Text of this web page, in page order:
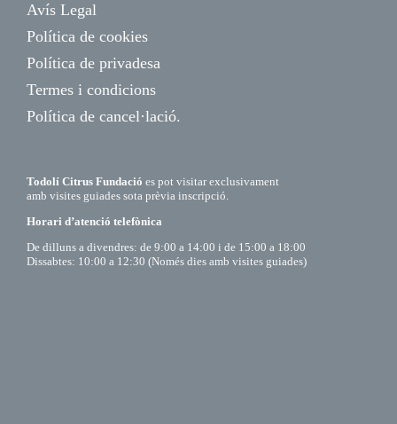
Avís Legal
Política de cookies
Política de privadesa
Termes i condicions
Política de cancel·lació.
Todolí Citrus Fundació es pot visitar exclusivament
amb visites guiades sota prèvia inscripció.
Horari d’atenció telefònica
De dilluns a divendres: de 9:00 a 14:00 i de 15:00 a 18:00
Dissabtes: 10:00 a 12:30 (Només dies amb visites guiades)